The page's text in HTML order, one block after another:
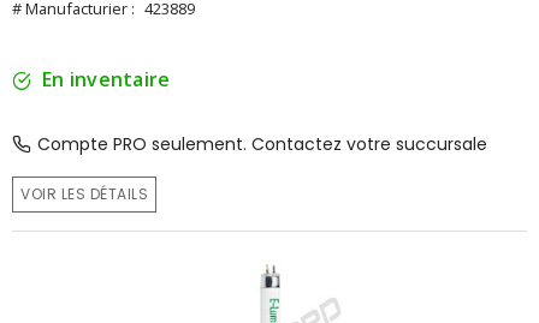
# Manufacturier : 423889
En inventaire
Compte PRO seulement. Contactez votre succursale
VOIR LES DÉTAILS